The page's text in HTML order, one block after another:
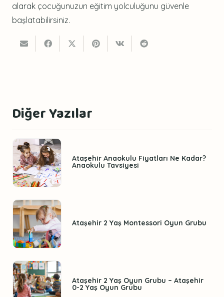
alarak çocuğunuzun eğitim yolculuğunu güvenle
başlatabilirsiniz.
Diğer Yazılar
Ataşehir Anaokulu Fiyatları Ne Kadar?
Anaokulu Tavsiyesi
Ataşehir 2 Yaş Montessori Oyun Grubu
Ataşehir 2 Yaş Oyun Grubu – Ataşehir
0-2 Yaş Oyun Grubu